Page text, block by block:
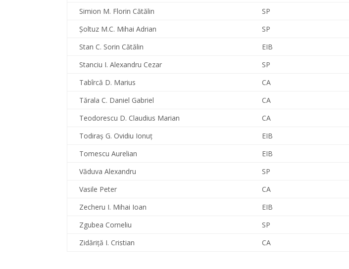
Simion M. Florin Cătălin
SP
Şoltuz M.C. Mihai Adrian
SP
Stan C. Sorin Cătălin
EIB
Stanciu I. Alexandru Cezar
SP
Tabîrcă D. Marius
CA
Tărala C. Daniel Gabriel
CA
Teodorescu D. Claudius Marian
CA
Todiraş G. Ovidiu Ionuţ
EIB
Tomescu Aurelian
EIB
Văduva Alexandru
SP
Vasile Peter
CA
Zecheru I. Mihai Ioan
EIB
Zgubea Corneliu
SP
Zidăriță I. Cristian
CA